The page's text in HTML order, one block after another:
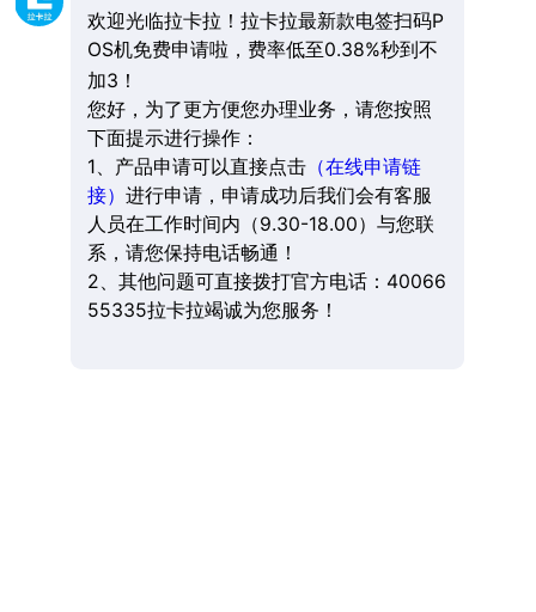
欢迎光临拉卡拉！拉卡拉最新款电签扫码P
OS机免费申请啦，费率低至0.38%秒到不
加3！
您好，为了更方便您办理业务，请您按照
下面提示进行操作：
1、产品申请可以直接点击（在线申请链
接） 进行申请，申请成功后我们会有客服
人员在工作时间内（9.30-18.00）与您联
系，请您保持电话畅通！
2、其他问题可直接拨打官方电话：40066
55335拉卡拉竭诚为您服务！